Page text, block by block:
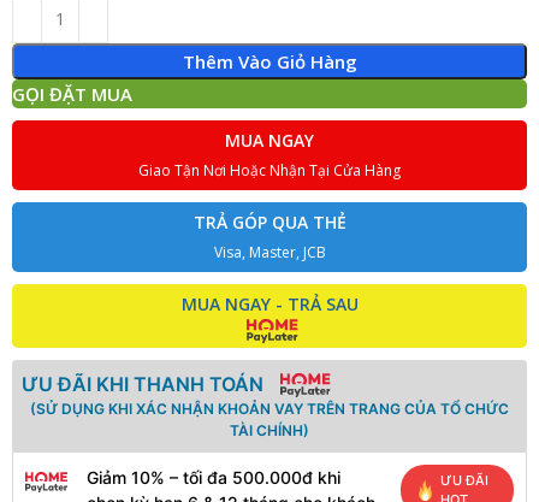
Thêm Vào Giỏ Hàng
GỌI ĐẶT MUA
MUA NGAY
Giao Tận Nơi Hoặc Nhận Tại Cửa Hàng
TRẢ GÓP QUA THẺ
Visa, Master, JCB
MUA NGAY - TRẢ SAU
ƯU ĐÃI KHI THANH TOÁN
(SỬ DỤNG KHI XÁC NHẬN KHOẢN VAY TRÊN TRANG CỦA TỔ CHỨC
TÀI CHÍNH)
Giảm 10% – tối đa 500.000đ khi
ƯU ĐÃI